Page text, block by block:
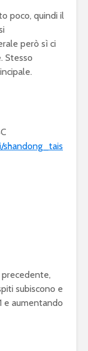
poco, quindi il
però sì ci
Stesso
precedente,
subiscono e
e aumentando